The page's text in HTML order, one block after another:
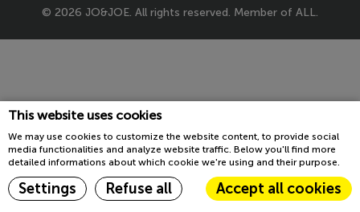
This website uses cookies
We may use cookies to customize the website content, to provide social
media functionalities and analyze website traffic. Below you'll find more
detailed informations about which cookie we're using and their purpose.
Settings Refuse all Accept all cookies
© 2026 JO&JOE. All rights reserved. Member of ALL.